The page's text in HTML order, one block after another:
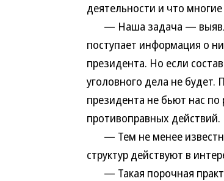
деятельности и что
— Наша задача —
поступает информация о
президента. Но если
уголовного дела не
президента не бьют нас
противоправных
— Тем не менее
структур действуют в
— Такая порочная